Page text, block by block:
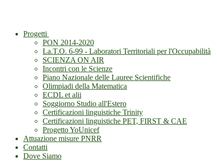
Progetti
PON 2014-2020
La.T.O. 6-99 - Laboratori Territoriali per l'Occupabilità
SCIENZA ON AIR
Incontri con le Scienze
Piano Nazionale delle Lauree Scientifiche
Olimpiadi della Matematica
ECDL et alii
Soggiorno Studio all'Estero
Certificazioni linguistiche Trinity
Certificazioni linguistiche PET, FIRST & CAE
Progetto YoUnicef
Attuazione misure PNRR
Contatti
Dove Siamo